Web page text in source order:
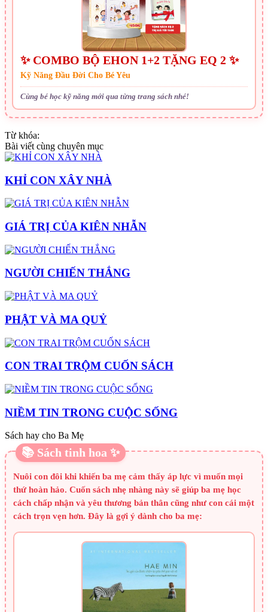
✨ COMBO BỘ EHON 1+2 TẶNG EQ 2 ✨
Kỹ Năng Đầu Đời Cho Bé Yêu
Cùng bé học kỹ năng mới qua từng trang sách nhé!
Từ khóa:
Bài viết cùng chuyên mục
KHỈ CON XÂY NHÀ
GIÁ TRỊ CỦA KIÊN NHẪN
NGƯỜI CHIẾN THẮNG
PHẬT VÀ MA QUỶ
CON TRAI TRỘM CUỐN SÁCH
NIỀM TIN TRONG CUỘC SỐNG
Sách hay cho Ba Mẹ
📚 Sách tinh hoa ✨
Nuôi con đôi khi khiến ba mẹ cảm thấy áp lực vì muốn mọi
thứ hoàn hảo. Cuốn sách nhẹ nhàng này sẽ giúp ba mẹ học
cách chấp nhận và yêu thương bản thân cũng như con cái một
cách trọn vẹn hơn. Đây là gợi ý dành cho ba mẹ: